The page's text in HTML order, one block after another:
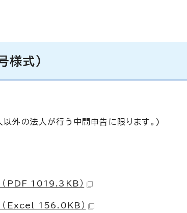
様式)
外の法人が行う中間申告に限ります。)
PDF 1019.3KB）
（Excel 156.0KB）